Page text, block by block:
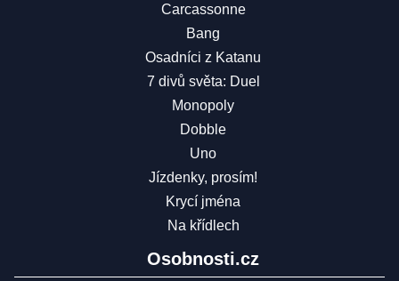
Carcassonne
Bang
Osadníci z Katanu
7 divů světa: Duel
Monopoly
Dobble
Uno
Jízdenky, prosím!
Krycí jména
Na křídlech
Osobnosti.cz